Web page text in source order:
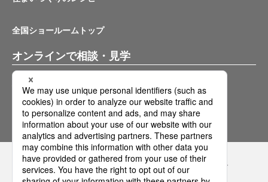
全国ショールームトップ
オンラインで相談・見学
バーチャルショールーム
オンライン相談サービス
Panasonicの住まい・くらし SNSアカウント